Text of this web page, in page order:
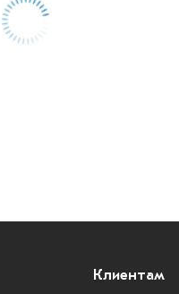
Клиентам